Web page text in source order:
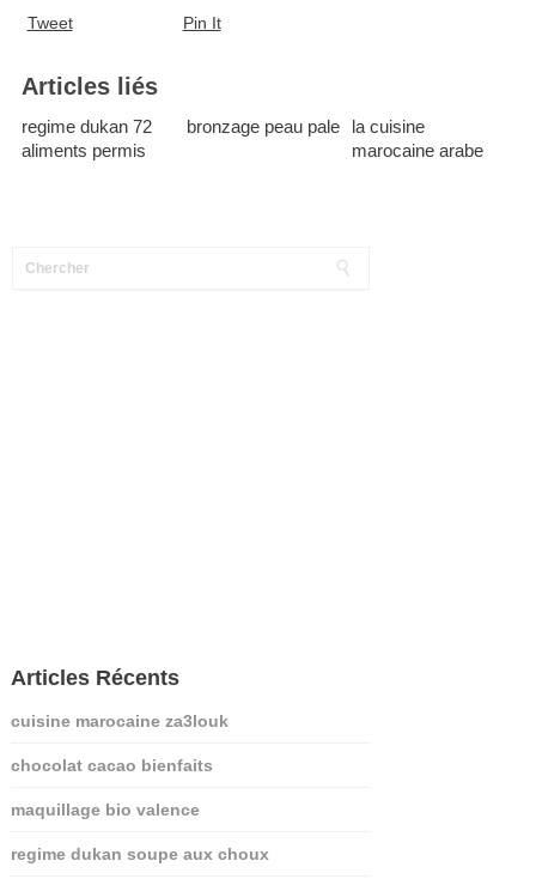
Tweet Pin It
Articles liés
regime dukan 72
aliments permis
bronzage peau pale
la cuisine
marocaine arabe
Articles Récents
cuisine marocaine za3louk
chocolat cacao bienfaits
maquillage bio valence
regime dukan soupe aux choux